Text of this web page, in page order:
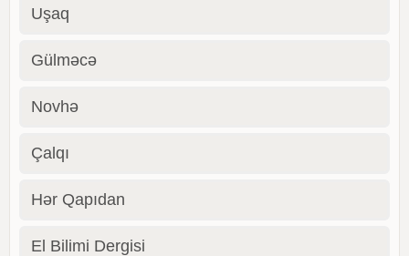
Uşaq
Gülməcə
Novhə
Çalqı
Hər Qapıdan
El Bilimi Dergisi